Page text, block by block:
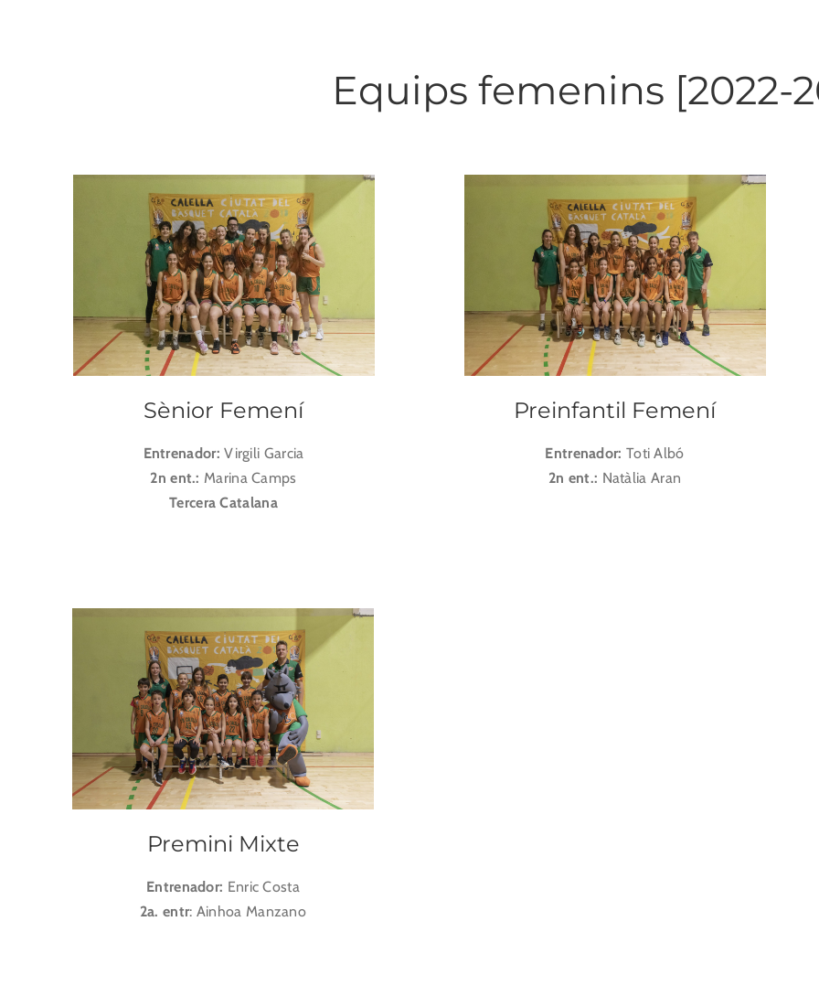
Equips femenins [2022-
Sènior Femení
Entrenador:Virgili Garcia
2n ent.: Marina Camps
Tercera Catalana
Preinfantil Femení
Entrenador: Toti Albó
2n ent.: Natàlia Aran
Premini Mixte
Entrenador: Enric Costa
2a. entr: Ainhoa Manzano